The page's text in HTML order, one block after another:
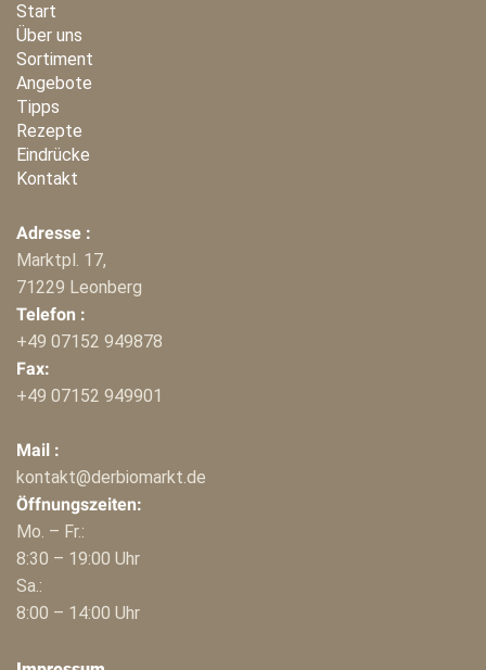
Start
Über uns
Sortiment
Angebote
Tipps
Rezepte
Eindrücke
Kontakt
Adresse :
Marktpl. 17,
71229 Leonberg
Telefon :
+49 07152 949878
Fax:
+49 07152 949901
Mail :
kontakt@derbiomarkt.de
Öffnungszeiten:
Mo. – Fr.:
8:30 – 19:00 Uhr
Sa.:
8:00 – 14:00 Uhr